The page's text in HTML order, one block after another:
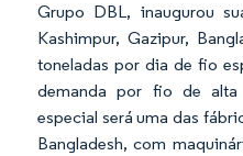
Grupo DBL, inaugurou
Kashimpur, Gazipur,
toneladas por dia de fio
demanda por fio de
especial será uma das
Bangladesh, com